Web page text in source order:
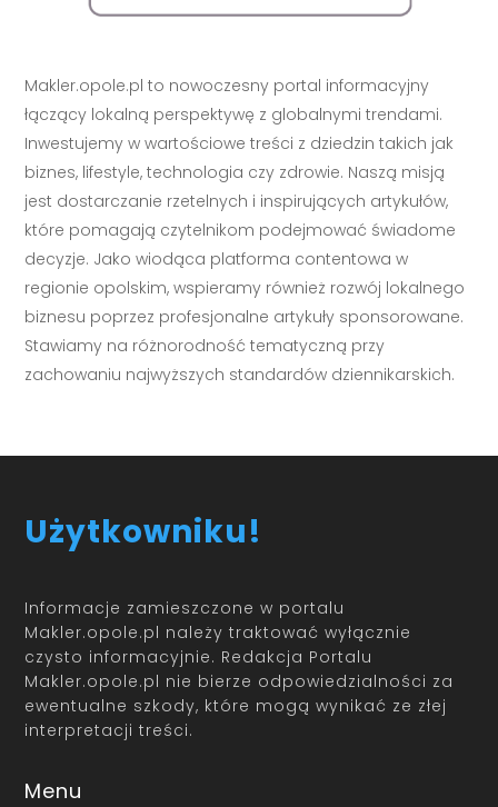
Makler.opole.pl to nowoczesny portal informacyjny
łączący lokalną perspektywę z globalnymi trendami.
Inwestujemy w wartościowe treści z dziedzin takich jak
biznes, lifestyle, technologia czy zdrowie. Naszą misją
jest dostarczanie rzetelnych i inspirujących artykułów,
które pomagają czytelnikom podejmować świadome
decyzje. Jako wiodąca platforma contentowa w
regionie opolskim, wspieramy również rozwój lokalnego
biznesu poprzez profesjonalne artykuły sponsorowane.
Stawiamy na różnorodność tematyczną przy
zachowaniu najwyższych standardów dziennikarskich.
Użytkowniku!
Informacje zamieszczone w portalu
Makler.opole.pl należy traktować wyłącznie
czysto informacyjnie. Redakcja Portalu
Makler.opole.pl nie bierze odpowiedzialności za
ewentualne szkody, które mogą wynikać ze złej
interpretacji treści.
Menu